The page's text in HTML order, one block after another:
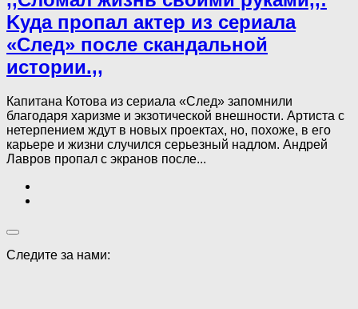
Kуда пропал актер из сериала
«След» после скандальной
истории.,,
Капитана Котова из сериала «След» запомнили
благодаря харизме и экзотической внешности. Артиста с
нетерпением ждут в новых проектах, но, похоже, в его
карьере и жизни случился серьезный надлом. Андрей
Лавров пропал с экранов после...
Следите за нами: